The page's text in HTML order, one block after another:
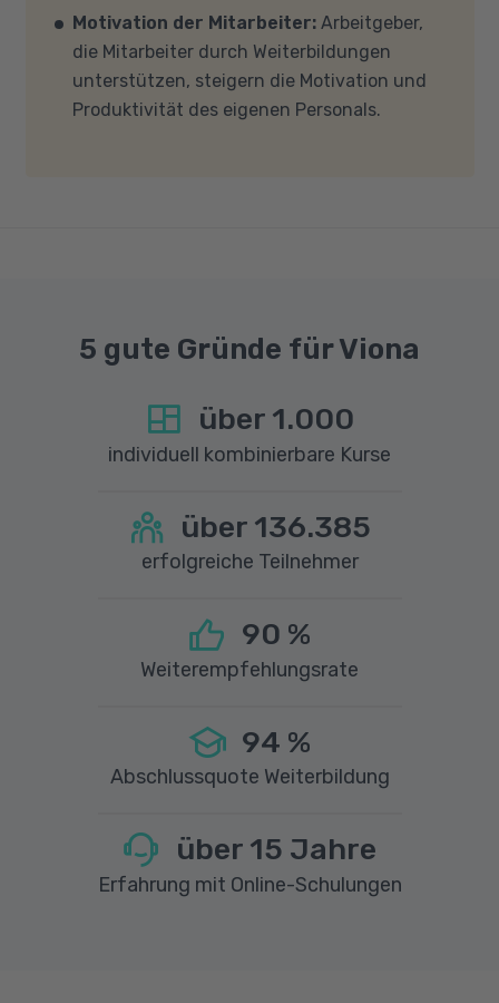
und -einstellungen (Anti-Viren-Programme,
Firewalls etc.) die Verbindung mit MS Teams
nicht blockieren. Bitte beachten Sie außerdem,
dass für eine reibungslose Übertragung eine
Motivation der Mitarbeiter: Arbeitgeber,
die Mitarbeiter durch Weiterbildungen
unterstützen, steigern die Motivation und
Produktivität des eigenen Personals.
5 gute Gründe für Viona
über 1.000
individuell kombinierbare Kurse
über 136.385
erfolgreiche Teilnehmer
90 %
Weiterempfehlungsrate
94 %
Abschlussquote Weiterbildung
über 15 Jahre
Erfahrung mit Online-Schulungen